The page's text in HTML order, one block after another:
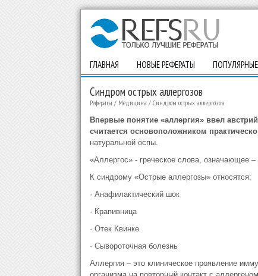
ГЛАВНАЯ НОВЫЕ РЕФЕРАТЫ ПОПУЛЯРНЫЕ
Синдром острых аллергозов
Рефераты / Медицина / Синдром острых аллергозов
Впервые понятие «аллергия» ввел
считается основоположником
натуральной оспы.
«Аллергос» - греческое слова, означающее –
К синдрому «Острые аллергозы» относятся:
· Анафилактический шок
· Крапивница
· Отек Квинке
· Сывороточная болезнь
Аллергия – это клиническое проявление